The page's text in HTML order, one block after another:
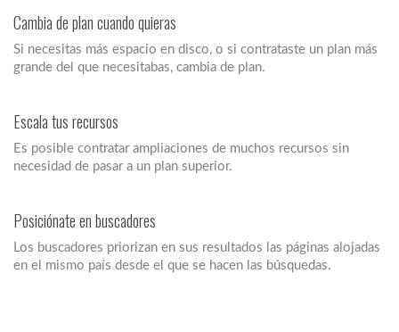
Cambia de plan cuando quieras
Si necesitas más espacio en disco, o si contrataste un plan más
grande del que necesitabas, cambia de plan.
Escala tus recursos
Es posible contratar ampliaciones de muchos recursos sin
necesidad de pasar a un plan superior.
Posiciónate en buscadores
Los buscadores priorizan en sus resultados las páginas alojadas
en el mismo país desde el que se hacen las búsquedas.